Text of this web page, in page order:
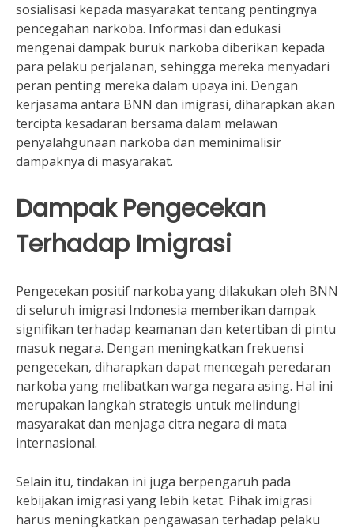
sosialisasi kepada masyarakat tentang pentingnya
pencegahan narkoba. Informasi dan edukasi
mengenai dampak buruk narkoba diberikan kepada
para pelaku perjalanan, sehingga mereka menyadari
peran penting mereka dalam upaya ini. Dengan
kerjasama antara BNN dan imigrasi, diharapkan akan
tercipta kesadaran bersama dalam melawan
penyalahgunaan narkoba dan meminimalisir
dampaknya di masyarakat.
Dampak Pengecekan
Terhadap Imigrasi
Pengecekan positif narkoba yang dilakukan oleh BNN
di seluruh imigrasi Indonesia memberikan dampak
signifikan terhadap keamanan dan ketertiban di pintu
masuk negara. Dengan meningkatkan frekuensi
pengecekan, diharapkan dapat mencegah peredaran
narkoba yang melibatkan warga negara asing. Hal ini
merupakan langkah strategis untuk melindungi
masyarakat dan menjaga citra negara di mata
internasional.
Selain itu, tindakan ini juga berpengaruh pada
kebijakan imigrasi yang lebih ketat. Pihak imigrasi
harus meningkatkan pengawasan terhadap pelaku